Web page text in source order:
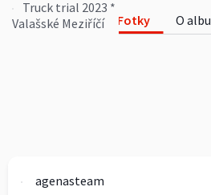
Truck trial 2023 *
Valašské Meziříčí
Fotky O albu
agenasteam